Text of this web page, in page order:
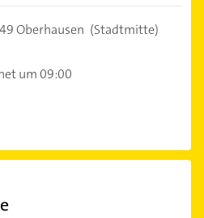
Oberhausen (Stadtmitte)
um 09:00